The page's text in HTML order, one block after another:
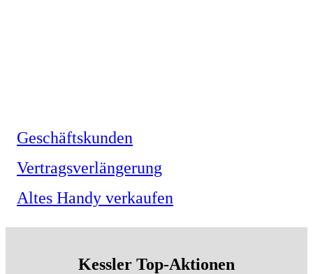
Geschäftskunden
Vertragsverlängerung
Altes Handy verkaufen
Kessler Top-Aktionen